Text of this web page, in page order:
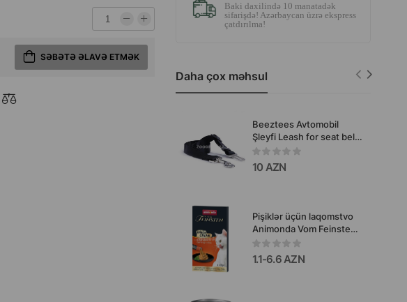
SƏBƏTƏ ƏLAVƏ ETMƏK
Baki daxilində 10 manatadək
sifarişdə! Azərbaycan üzrə ekspress
çatdırılma!
Daha çox məhsul
Beeztees Avtomobil
Şleyfi Leash for seat belts
itlər üçün. Rəng: Qara.
Ölçü: M.
10 AZN
Pişiklər üçün laqomstvo
Animonda Vom Feinsten
Snack Cream with Liver
Pâté & Garden
Vegetables - qaraciyər
1.1-6.6 AZN